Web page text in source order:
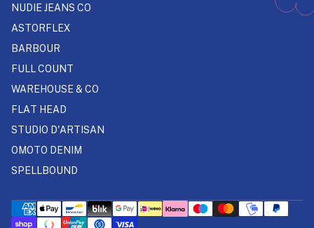
NUDIE JEANS CO
ASTORFLEX
BARBOUR
FULL COUNT
WAREHOUSE & CO
FLAT HEAD
STUDIO D'ARTISAN
OMOTO DENIM
SPELLBOUND